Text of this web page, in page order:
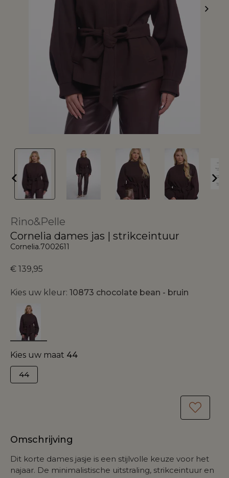
Rino&Pelle
Cornelia dames jas | strikceintuur
Cornelia.7002611
€ 139,95
Kies uw kleur: 10873 chocolate bean - bruin
Kies uw maat 44
44
Omschrijving
Dit korte dames jasje is een stijlvolle keuze voor het
najaar. De minimalistische uitstraling, strikceintuur en